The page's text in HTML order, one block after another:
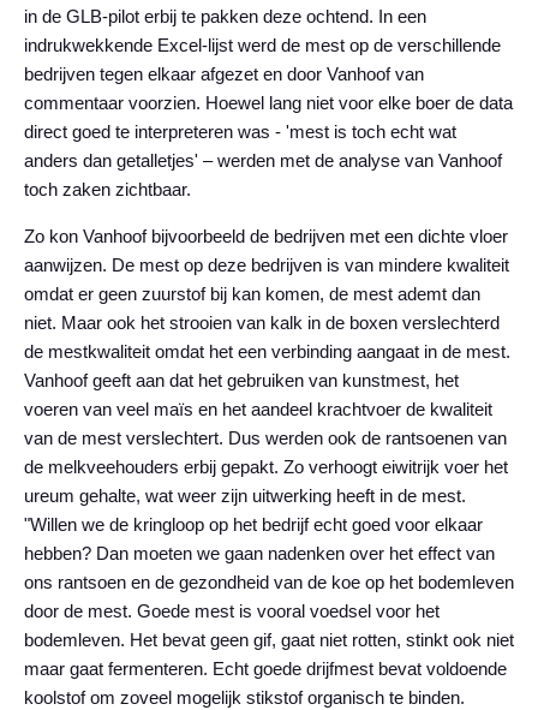
in de GLB-pilot erbij te pakken deze ochtend. In een
indrukwekkende Excel-lijst werd de mest op de verschillende
bedrijven tegen elkaar afgezet en door Vanhoof van
commentaar voorzien. Hoewel lang niet voor elke boer de data
direct goed te interpreteren was - 'mest is toch echt wat
anders dan getalletjes' – werden met de analyse van Vanhoof
toch zaken zichtbaar.
Zo kon Vanhoof bijvoorbeeld de bedrijven met een dichte vloer
aanwijzen. De mest op deze bedrijven is van mindere kwaliteit
omdat er geen zuurstof bij kan komen, de mest ademt dan
niet. Maar ook het strooien van kalk in de boxen verslechterd
de mestkwaliteit omdat het een verbinding aangaat in de mest.
Vanhoof geeft aan dat het gebruiken van kunstmest, het
voeren van veel maïs en het aandeel krachtvoer de kwaliteit
van de mest verslechtert. Dus werden ook de rantsoenen van
de melkveehouders erbij gepakt. Zo verhoogt eiwitrijk voer het
ureum gehalte, wat weer zijn uitwerking heeft in de mest.
"Willen we de kringloop op het bedrijf echt goed voor elkaar
hebben? Dan moeten we gaan nadenken over het effect van
ons rantsoen en de gezondheid van de koe op het bodemleven
door de mest. Goede mest is vooral voedsel voor het
bodemleven. Het bevat geen gif, gaat niet rotten, stinkt ook niet
maar gaat fermenteren. Echt goede drijfmest bevat voldoende
koolstof om zoveel mogelijk stikstof organisch te binden.